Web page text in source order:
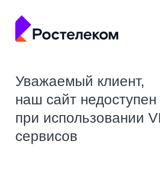
Уважаемый клиент,
наш сайт недоступен
при использовании
сервисов